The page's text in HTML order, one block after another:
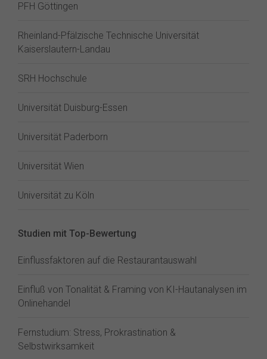
PFH Göttingen
Rheinland-Pfälzische Technische Universität
Kaiserslautern-Landau
SRH Hochschule
Universität Duisburg-Essen
Universität Paderborn
Universität Wien
Universität zu Köln
Studien mit Top-Bewertung
Einflussfaktoren auf die Restaurantauswahl
Einfluß von Tonalität & Framing von KI-Hautanalysen im
Onlinehandel
Fernstudium: Stress, Prokrastination &
Selbstwirksamkeit